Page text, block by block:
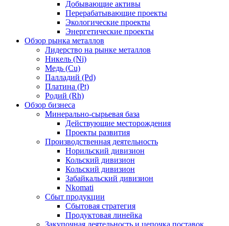
Добывающие активы
Перерабатывающие проекты
Экологические проекты
Энергетические проекты
Обзор рынка металлов
Лидерство на рынке металлов
Никель (Ni)
Медь (Cu)
Палладий (Pd)
Платина (Pt)
Родий (Rh)
Обзор бизнеса
Минерально-сырьевая база
Действующие месторождения
Проекты развития
Производственная деятельность
Норильский дивизион
Кольский дивизион
Кольский дивизион
Забайкальский дивизион
Nkomati
Сбыт продукции
Сбытовая стратегия
Продуктовая линейка
Закупочная деятельность и цепочка поставок